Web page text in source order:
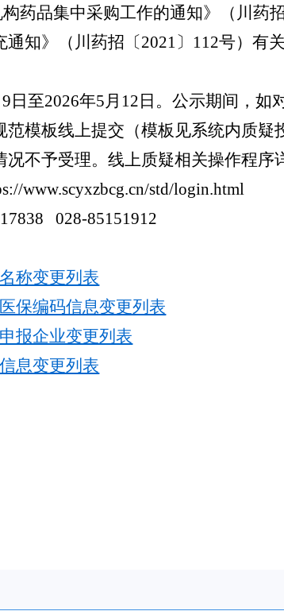
药品集中采购工作的通知》（川药
通知》（川药招〔2021〕112号）有
日至2026年5月12日。公示期间，
范模板线上提交（模板见系统内质
不予受理。线上质疑相关操作程序
www.scyxzbcg.cn/std/login.html
028-85151912
称变更列表
保编码信息变更列表
报企业变更列表
息变更列表